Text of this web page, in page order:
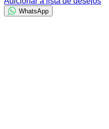
WhatsApp